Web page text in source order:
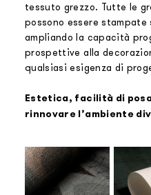
tessuto grezzo. Tutte le
possono essere
ampliando la capacità
prospettive alla
qualsiasi esigenza di
Estetica, facilità di
rinnovare l’ambiente